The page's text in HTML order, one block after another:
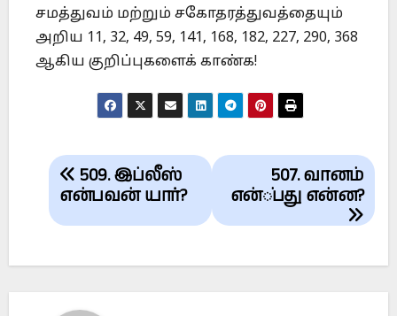
சமத்துவம் மற்றும் சகோதரத்துவத்தையும்
அறிய 11, 32, 49, 59, 141, 168, 182, 227, 290, 368
ஆகிய குறிப்புகளைக் காண்க!
Post
navigation
507. வானம்
என்பது என்ன?
509. இப்லீஸ்
என்பவன் யார்?